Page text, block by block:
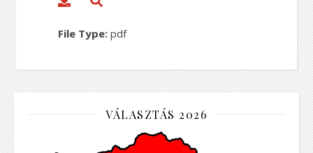
File Type: pdf
VÁLASZTÁS 2026